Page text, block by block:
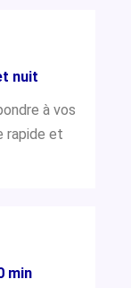
nuit
à vos
rapide et
min